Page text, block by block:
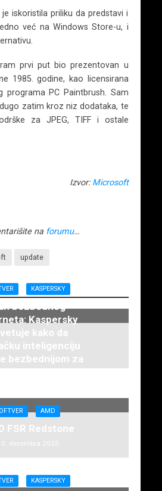
iskoristila priliku da predstavi i
već na Windows Store-u, i
prvi put bio prezentovan u
1985. godine, kao licensirana
programa PC Paintbrush. Sam
zatim kroz niz dodataka, te
za JPEG, TIFF i ostale
Izvor: Microsoft
na forumu…
update
KASPERSKY
bezbednog
Kaspersky
kako da
inteligenciju
bezbednijom za
decu
AMD
FSR Redstone
decembra 2025.
KASPERSKY